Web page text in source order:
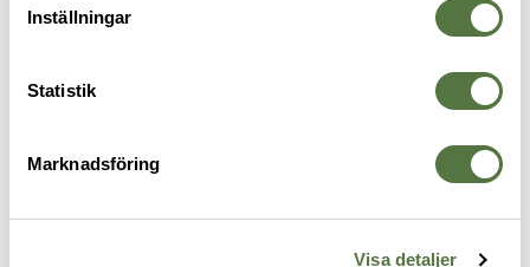
Inställningar
Statistik
Marknadsföring
Visa detaljer
Hunter Lite Stock – Savage®
Hunter Rem 700 Stock Black